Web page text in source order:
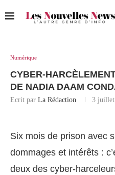
Numérique
CYBER-
DE NADIA DAAM
Ecrit par La Rédaction 3 juillet
Six mois de prison avec
dommages et intérêts :
deux des cyber-